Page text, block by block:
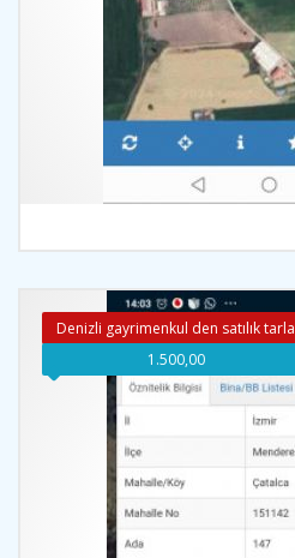
Denizli gayrimenkul den satılık tarla
1.500,00